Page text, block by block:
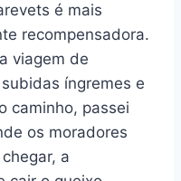
é mais
recompensadora.
viagem de
íngremes e
caminho, passei
os moradores
a